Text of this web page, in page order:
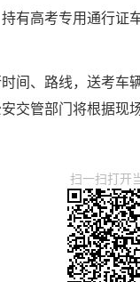
有高考专用通行
间、路线，送考
交管部门将根据现
扫一扫打开